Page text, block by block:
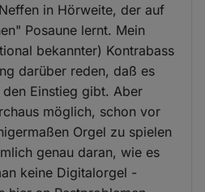
in Hörweite, der auf
Posaune lernt. Mein
bekannter) Kontrabass
darüber reden, daß es
Einstieg gibt. Aber
möglich, schon vor
Orgel zu spielen
genau daran, wie es
keine Digitalorgel -